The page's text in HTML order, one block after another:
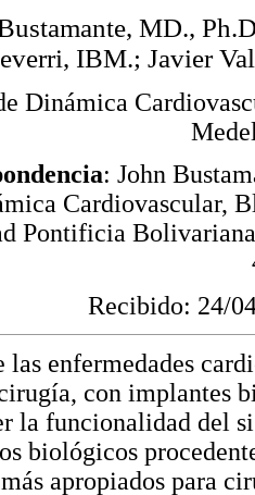
MD.,
IBM.; Javier
Dinámica
: John
Cardiovascular,
Pontificia
Recibido: 24/
las enfermedades
con implantes
la funcionalidad del
biológicos
apropiados para